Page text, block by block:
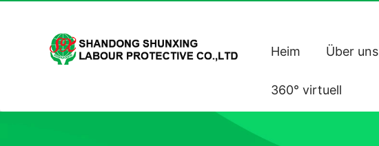
Heim Über uns
360° virtuell